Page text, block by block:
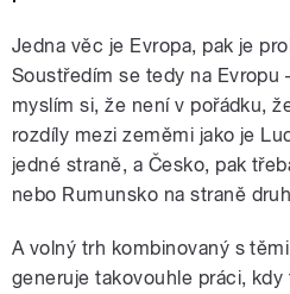
Jedna věc je Evropa, pak je
Soustředím se tedy na Evropu
myslím si, že není v pořádku,
rozdíly mezi zeměmi jako je
jedné straně, a Česko, pak
nebo Rumunsko na straně
A volný trh kombinovaný s
generuje takovouhle práci,